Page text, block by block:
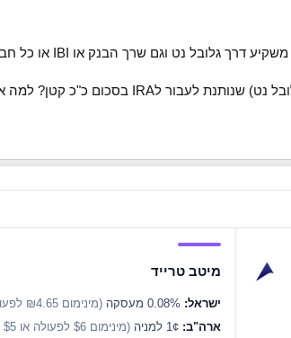
מיטב טרייד
ישראל:
(מינימום ₪4.65 לפעולה)
ארה"ב:
(מינימום $6 לפעולה או $5 ב-IBKR)